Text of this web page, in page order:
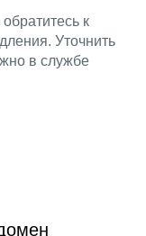
к
Уточнить
в службе